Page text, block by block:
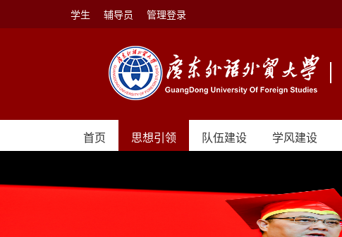
学生 辅导员 管理登录
首页 思想引领 队伍建设 学风建设